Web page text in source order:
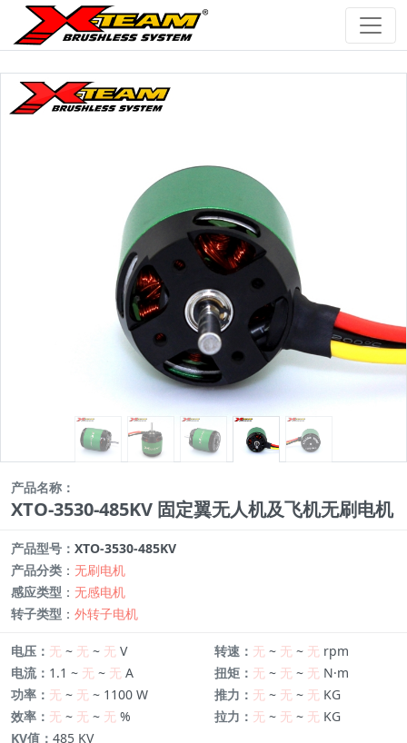
产品名称：
XTO-3530-485KV 固定翼无人机及飞机无刷电机
产品型号： XTO-3530-485KV
产品分类 ： 无刷电机
感应类型 ： 无感电机
转子类型 ： 外转子电机
电压： 无 ~ 无 ~ 无 V
电流： 1.1 ~ 无 ~ 无 A
功率： 无 ~ 无 ~ 1100 W
效率： 无 ~ 无 ~ 无 %
转速： 无 ~ 无 ~ 无 rpm
扭矩： 无 ~ 无 ~ 无 N·m
推力： 无 ~ 无 ~ 无 KG
拉力： 无 ~ 无 ~ 无 KG
KV值： 485 KV